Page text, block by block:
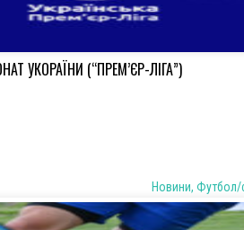
УКОРАЇНИ (“ПРЕМ’ЄР-ЛІГА”)
Новини, Футбол/